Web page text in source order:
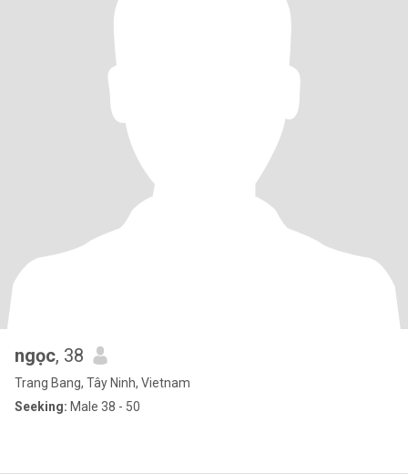
ngọc, 38
Trang Bang, Tây Ninh, Vietnam
Seeking: Male 38 - 50